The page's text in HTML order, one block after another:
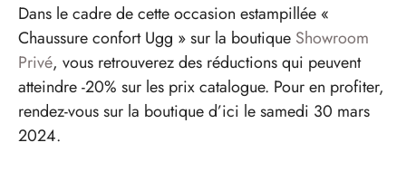
Dans le cadre de cette occasion estampillée «
Chaussure confort Ugg » sur la boutique Showroom
Privé, vous retrouverez des réductions qui peuvent
atteindre -20% sur les prix catalogue. Pour en profiter,
rendez-vous sur la boutique d’ici le samedi 30 mars
2024.